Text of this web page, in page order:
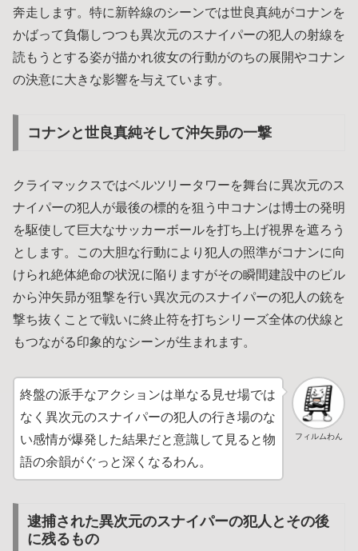
奔走します。特に新幹線のシーンでは世良真純がコナンを
かばって負傷しつつも異次元のスナイパーの犯人の射線を
読もうとする姿が描かれ彼女の行動がのちの展開やコナン
の決意に大きな影響を与えています。
コナンと世良真純そして沖矢昴の一撃
クライマックスではベルツリータワーを舞台に異次元のス
ナイパーの犯人が最後の標的を狙う中コナンは博士の発明
を駆使して巨大なサッカーボールを打ち上げ視界を遮ろう
とします。この大胆な行動により犯人の照準がコナンに向
けられ絶体絶命の状況に陥りますがその瞬間建設中のビル
から沖矢昴が狙撃を行い異次元のスナイパーの犯人の銃を
撃ち抜くことで戦いに終止符を打ちシリーズ全体の伏線と
もつながる印象的なシーンが生まれます。
フィルムわん
終盤の派手なアクションは単なる見せ場では
なく異次元のスナイパーの犯人の行き場のな
い感情が爆発した結果だと意識して見ると物
語の余韻がぐっと深くなるわん。
逮捕された異次元のスナイパーの犯人とその後
に残るもの